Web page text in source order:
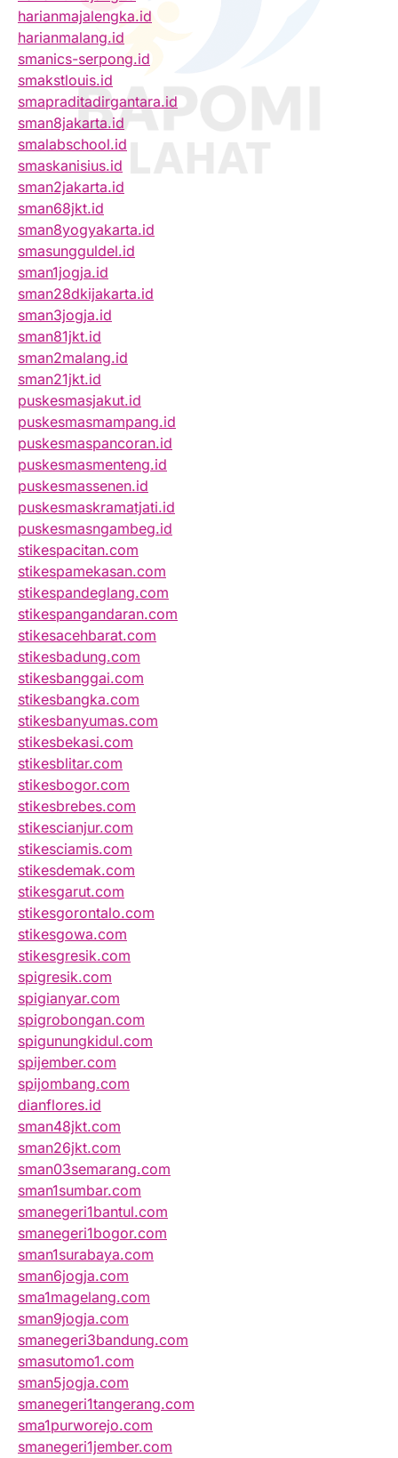
harianmajalengka.id
harianmalang.id
smanics-serpong.id
smakstlouis.id
smapraditadirgantara.id
sman8jakarta.id
smalabschool.id
smaskanisius.id
sman2jakarta.id
sman68jkt.id
sman8yogyakarta.id
smasungguldel.id
sman1jogja.id
sman28dkijakarta.id
sman3jogja.id
sman81jkt.id
sman2malang.id
sman21jkt.id
puskesmasjakut.id
puskesmasmampang.id
puskesmaspancoran.id
puskesmasmenteng.id
puskesmassenen.id
puskesmaskramatjati.id
puskesmasngambeg.id
stikespacitan.com
stikespamekasan.com
stikespandeglang.com
stikespangandaran.com
stikesacehbarat.com
stikesbadung.com
stikesbanggai.com
stikesbangka.com
stikesbanyumas.com
stikesbekasi.com
stikesblitar.com
stikesbogor.com
stikesbrebes.com
stikescianjur.com
stikesciamis.com
stikesdemak.com
stikesgarut.com
stikesgorontalo.com
stikesgowa.com
stikesgresik.com
spigresik.com
spigianyar.com
spigrobongan.com
spigunungkidul.com
spijember.com
spijombang.com
dianflores.id
sman48jkt.com
sman26jkt.com
sman03semarang.com
sman1sumbar.com
smanegeri1bantul.com
smanegeri1bogor.com
sman1surabaya.com
sman6jogja.com
sma1magelang.com
sman9jogja.com
smanegeri3bandung.com
smasutomo1.com
sman5jogja.com
smanegeri1tangerang.com
sma1purworejo.com
smanegeri1jember.com